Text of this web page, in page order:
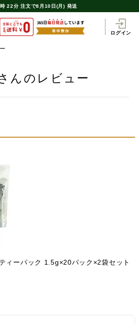
22分 注文で8月10日(月) 発送
ログイン
んのレビュー
ティーパック 1.5g×20パック×2袋セット